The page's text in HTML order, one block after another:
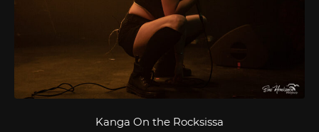
Kanga On the Rocksissa